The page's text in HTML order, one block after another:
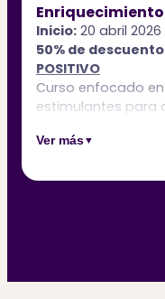
Inicio: 20 abril 2026
50% de
POSITIVO
Curso enfocado
estimulantes para
bienestar.
Prevención y
Ver más